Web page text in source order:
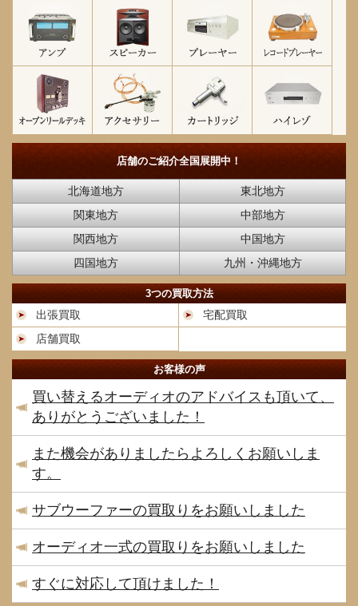
店舗のご紹介全国展開中！
北海道地方
東北地方
関東地方
中部地方
関西地方
中国地方
四国地方
九州・沖縄地方
3つの買取方法
出張買取
宅配買取
店舗買取
お客様の声
買い替えるオーディオのアドバイスも頂いて、
ありがとうございました！
また機会がありましたらよろしくお願いしま
す。
サブウーファーの買取りをお願いしました
オーディオ一式の買取りをお願いしました
すぐに対応して頂けました！